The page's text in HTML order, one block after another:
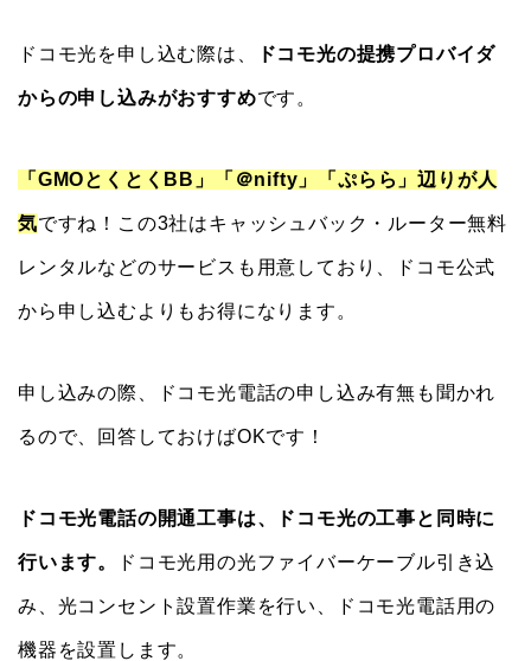
ドコモ光を申し込む際は、 ドコモ光の提携プロバイダ
からの申し込みがおすすめです。
「GMOとくとくBB」「＠nifty」「ぷらら」辺りが人
気ですね！この3社はキャッシュバック・ルーター無料
レンタルなどのサービスも用意しており、ドコモ公式
から申し込むよりもお得になります。
申し込みの際、ドコモ光電話の申し込み有無も聞かれ
るので、回答しておけばOKです！
ドコモ光電話の開通工事は、ドコモ光の工事と同時に
行います。 ドコモ光用の光ファイバーケーブル引き込
み、光コンセント設置作業を行い、ドコモ光電話用の
機器を設置します。